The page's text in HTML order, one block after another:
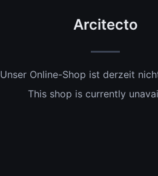
Arcitecto
Unser Online-Shop ist derzeit
This shop is currently